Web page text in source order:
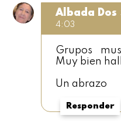
Albada Dos
4:03
Grupos
Muy bien
Un abrazo
Responder